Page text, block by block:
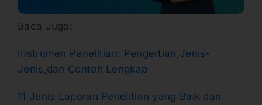
Baca Juga:
Instrumen Penelitian: Pengertian,Jenis-
Jenis,dan Contoh Lengkap
11 Jenis Laporan Penelitian yang Baik dan